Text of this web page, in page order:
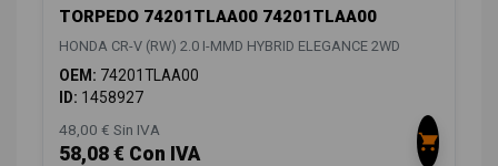
TORPEDO 74201TLAA00 74201TLAA00
HONDA CR-V (RW) 2.0 I-MMD HYBRID ELEGANCE 2WD
OEM: 74201TLAA00
ID: 1458927
48,00 € Sin IVA
58,08 € Con IVA